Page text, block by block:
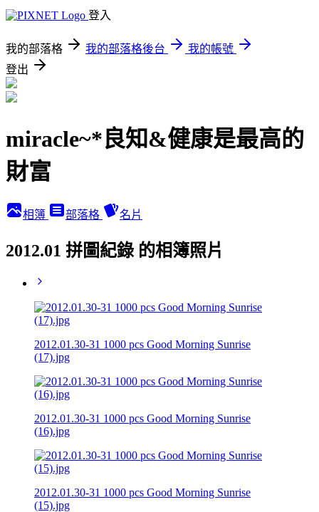
登入
我的部落格 我的部落格後台
我的帳號
登出
miracle~*良知&健康是最高的
財富
相簿 部落格 名片
2012.01 拼圖紀錄 的相簿照片
2012.01.30-31 1000 pcs Good Morning Sunrise
(17).jpg
2012.01.30-31 1000 pcs Good Morning Sunrise
(16).jpg
2012.01.30-31 1000 pcs Good Morning Sunrise
(15).jpg